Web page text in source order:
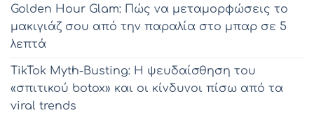
Golden Hour Glam: Πώς να μεταμορφώσεις το
μακιγιάζ σου από την παραλία στο μπαρ σε 5
λεπτά
TikTok Myth-Busting: Η ψευδαίσθηση του
«σπιτικού botox» και οι κίνδυνοι πίσω από τα
viral trends